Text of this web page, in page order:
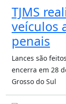
TJMS
veículos
penais
Lances são
encerra em 28
Grosso do Sul